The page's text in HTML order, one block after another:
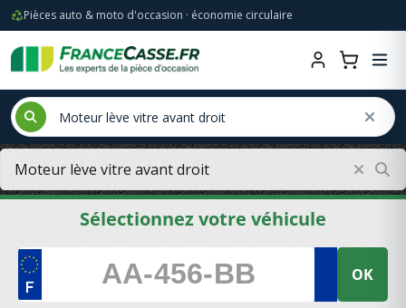
Pièces auto & moto d'occasion · économie circulaire
Sélectionnez votre véhicule
OK